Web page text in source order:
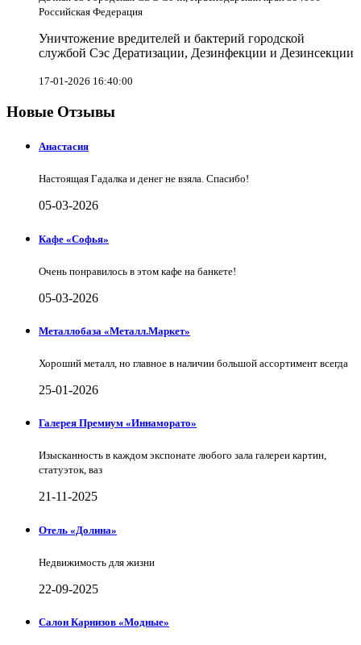
Российская Федерация
Уничтожение вредителей и бактерий городской
службой Сэс Дератизации, Дезинфекции и Дезинсекции
17-01-2026 16:40:00
Новые Отзывы
Анастасия
Настоящая Гадалка и денег не взяла. Спасибо!
05-03-2026
Кафе «Софья»
Очень понравилось в этом кафе на банкете!
05-03-2026
Металлобаза «Металл.Маркет»
Хороший металл, но главное в наличии большой ассортимент всегда
25-01-2026
Галерея Премиум «Иннаморато»
Изысканность в каждом экспонате любого зала галереи картин,
статуэток, ваз
21-11-2025
Отель «Долина»
Недвижимость для жизни
22-09-2025
Салон Карнизов «Модные»